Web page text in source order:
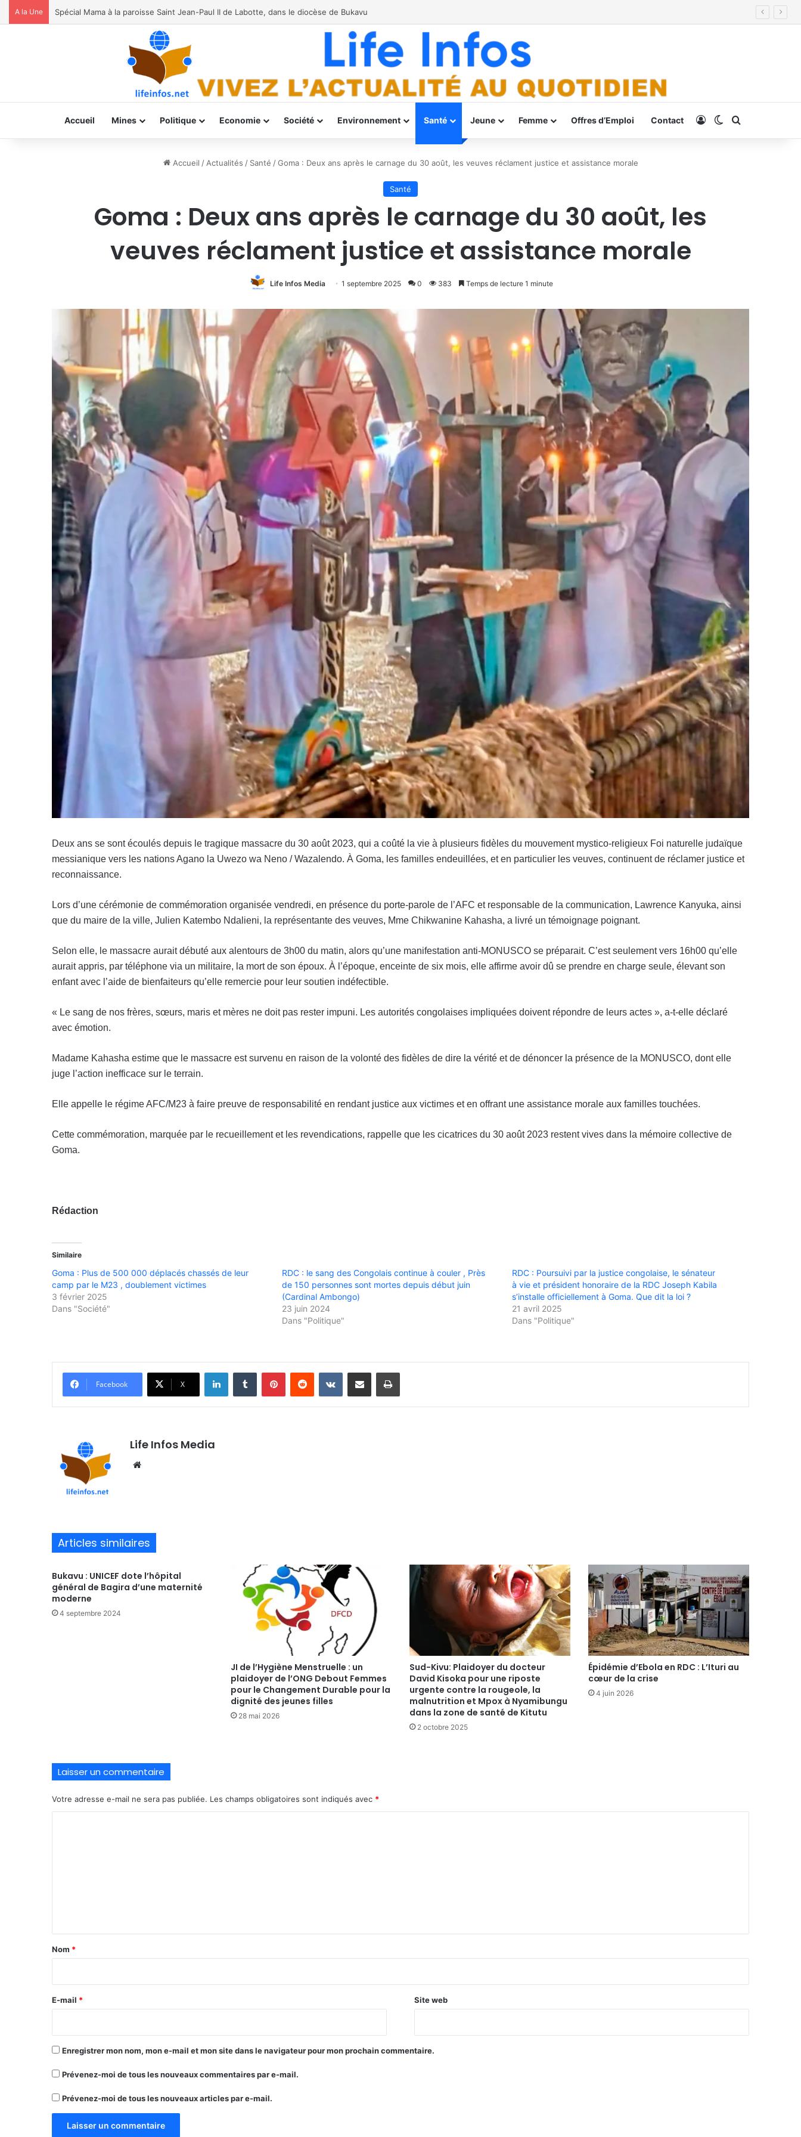
A la Une RDC: le jeune chercheur Jacques Assumani rejoint le Groupe de Spécialistes des Amphibiens de l’UICN
Accueil Mines Politique Economie Société Environnement Santé Jeune Femme Offres d’Emploi Contact ConnexionSwitch skin
Accueil / Actualités / Santé / Goma : Deux ans après le carnage du 30 août, les veuves réclament justice et assistance morale
Santé
Goma : Deux ans après le carnage du 30 août, les
veuves réclament justice et assistance morale
Life Infos Media 1 septembre 2025 0 383 Temps de lecture 1 minute
Deux ans se sont écoulés depuis le tragique massacre du 30 août 2023, qui a coûté la vie à plusieurs fidèles du mouvement mystico-religieux Foi naturelle judaïque
messianique vers les nations Agano la Uwezo wa Neno / Wazalendo. À Goma, les familles endeuillées, et en particulier les veuves, continuent de réclamer justice et
reconnaissance.
Lors d’une cérémonie de commémoration organisée vendredi, en présence du porte-parole de l’AFC et responsable de la communication, Lawrence Kanyuka, ainsi
que du maire de la ville, Julien Katembo Ndalieni, la représentante des veuves, Mme Chikwanine Kahasha, a livré un témoignage poignant.
Selon elle, le massacre aurait débuté aux alentours de 3h00 du matin, alors qu’une manifestation anti-MONUSCO se préparait. C’est seulement vers 16h00 qu’elle
aurait appris, par téléphone via un militaire, la mort de son époux. À l’époque, enceinte de six mois, elle affirme avoir dû se prendre en charge seule, élevant son
enfant avec l’aide de bienfaiteurs qu’elle remercie pour leur soutien indéfectible.
« Le sang de nos frères, sœurs, maris et mères ne doit pas rester impuni. Les autorités congolaises impliquées doivent répondre de leurs actes », a-t-elle déclaré
avec émotion.
Madame Kahasha estime que le massacre est survenu en raison de la volonté des fidèles de dire la vérité et de dénoncer la présence de la MONUSCO, dont elle
juge l’action inefficace sur le terrain.
Elle appelle le régime AFC/M23 à faire preuve de responsabilité en rendant justice aux victimes et en offrant une assistance morale aux familles touchées.
Cette commémoration, marquée par le recueillement et les revendications, rappelle que les cicatrices du 30 août 2023 restent vives dans la mémoire collective de
Goma.
Rédaction
Similaire
Goma : Plus de 500 000 déplacés chassés de leur
camp par le M23 , doublement victimes
3 février 2025
Dans "Société"
RDC : le sang des Congolais continue à couler , Près
de 150 personnes sont mortes depuis début juin
(Cardinal Ambongo)
23 juin 2024
Dans "Politique"
RDC : Poursuivi par la justice congolaise, le sénateur
à vie et président honoraire de la RDC Joseph Kabila
s’installe officiellement à Goma. Que dit la loi ?
21 avril 2025
Dans "Politique"
Facebook X
Life Infos Media
Articles similaires
Bukavu : UNICEF dote l’hôpital
général de Bagira d’une maternité
moderne
4 septembre 2024
JI de l’Hygiène Menstruelle : un
plaidoyer de l’ONG Debout Femmes
pour le Changement Durable pour la
dignité des jeunes filles
28 mai 2026
Sud-Kivu: Plaidoyer du docteur
David Kisoka pour une riposte
urgente contre la rougeole, la
malnutrition et Mpox à Nyamibungu
dans la zone de santé de Kitutu
2 octobre 2025
Épidémie d’Ebola en RDC : L’Ituri au
cœur de la crise
4 juin 2026
Laisser un commentaire
Votre adresse e-mail ne sera pas publiée. Les champs obligatoires sont indiqués avec *
a
e
Nom *
E-mail * Site web
Enregistrer mon nom, mon e-mail et mon site dans le navigateur pour mon prochain commentaire.
Prévenez-moi de tous les nouveaux commentaires par e-mail.
Prévenez-moi de tous les nouveaux articles par e-mail.